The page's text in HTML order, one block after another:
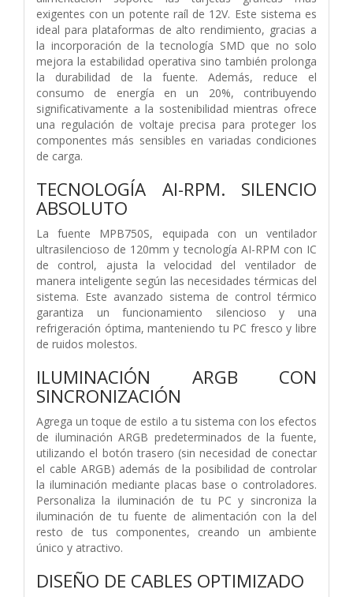
exigentes con un potente raíl de 12V. Este sistema es
ideal para plataformas de alto rendimiento, gracias a
la incorporación de la tecnología SMD que no solo
mejora la estabilidad operativa sino también prolonga
la durabilidad de la fuente. Además, reduce el
consumo de energía en un 20%, contribuyendo
significativamente a la sostenibilidad mientras ofrece
una regulación de voltaje precisa para proteger los
componentes más sensibles en variadas condiciones
de carga.
TECNOLOGÍA AI-RPM. SILENCIO
ABSOLUTO
La fuente MPB750S, equipada con un ventilador
ultrasilencioso de 120mm y tecnología AI-RPM con IC
de control, ajusta la velocidad del ventilador de
manera inteligente según las necesidades térmicas del
sistema. Este avanzado sistema de control térmico
garantiza un funcionamiento silencioso y una
refrigeración óptima, manteniendo tu PC fresco y libre
de ruidos molestos.
ILUMINACIÓN ARGB CON
SINCRONIZACIÓN
Agrega un toque de estilo a tu sistema con los efectos
de iluminación ARGB predeterminados de la fuente,
utilizando el botón trasero (sin necesidad de conectar
el cable ARGB) además de la posibilidad de controlar
la iluminación mediante placas base o controladores.
Personaliza la iluminación de tu PC y sincroniza la
iluminación de tu fuente de alimentación con la del
resto de tus componentes, creando un ambiente
único y atractivo.
DISEÑO DE CABLES OPTIMIZADO